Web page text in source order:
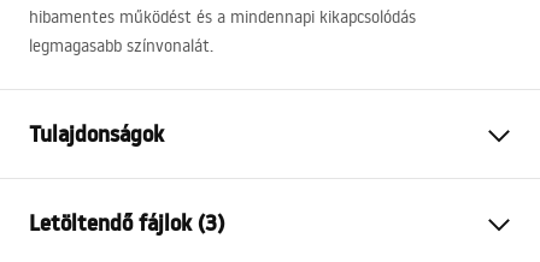
hibamentes működést és a mindennapi kikapcsolódás
legmagasabb színvonalát.
Tulajdonságok
Szín
Letöltendő fájlok (3)